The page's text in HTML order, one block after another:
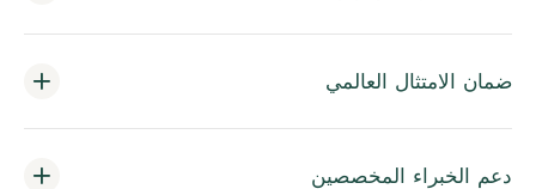
ضمان الامتثال العالمي
دعم الخبراء المخصصين